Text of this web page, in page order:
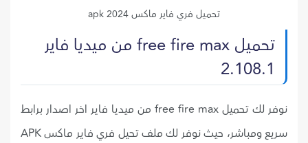
تحميل فري فاير ماكس 2024 apk
تحميل free fire max من ميديا فاير
2.108.1
نوفر لك تحميل free fire max من ميديا فاير اخر اصدار برابط
سريع ومباشر، حيث نوفر لك ملف تحيل فري فاير ماكس APK